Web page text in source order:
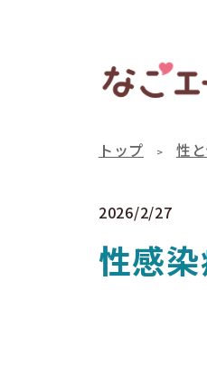
トップ 性
2026/2/27
性感